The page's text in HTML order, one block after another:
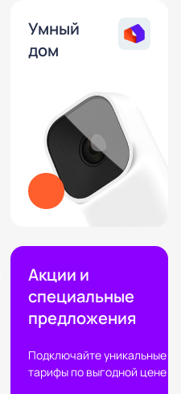
Умный
дом
Акции и
специальные
предложения
Подключайте уникальные
тарифы по выгодной цене